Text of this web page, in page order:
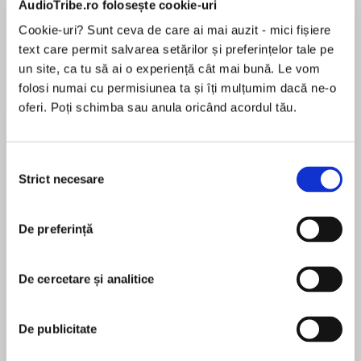
AudioTribe.ro folosește cookie-uri
Cookie-uri? Sunt ceva de care ai mai auzit - mici fișiere
text care permit salvarea setărilor și preferințelor tale pe
un site, ca tu să ai o experiență cât mai bună. Le vom
folosi numai cu permisiunea ta și îți mulțumim dacă ne-o
oferi. Poți schimba sau anula oricând acordul tău.
consimțământului
Strict necesare
De preferință
De cercetare și analitice
De publicitate
Desprecarte
Winner of The Royal Society of Literature
Jerwood Award for Non-Fiction in 2011 and the
A stunning debut in the tradition of Robert
Of all the birds of the British Isles, the raptor
other. In this magnificent hymn to these
beautiful animals, James Macdonald Lockhart
explores all fifteen breeding birds of prey on
these shores – from the hen harrier swimming
pentru această carte
James Macdonald Lockhart is an associate editor
of, and regular contributor to, Archipelago